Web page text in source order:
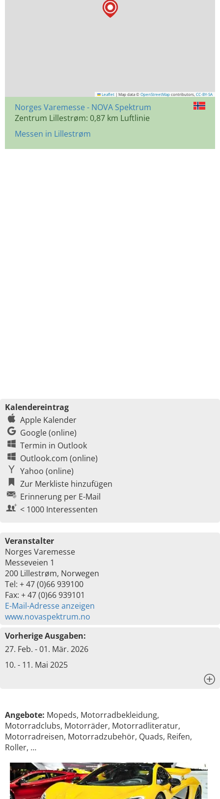
Leaflet | Map data © OpenStreetMap contributors, CC-BY-SA
Norges Varemesse - NOVA Spektrum
Zentrum Lillestrøm: 0,87 km Luftlinie
Messen in Lillestrøm
Kalendereintrag
Apple Kalender
Google (online)
Termin in Outlook
Outlook.com (online)
Yahoo (online)
Zur Merkliste hinzufügen
Erinnerung per E-Mail
< 1000 Interessenten
Veranstalter
Norges Varemesse
Messeveien 1
200 Lillestrøm, Norwegen
Tel: + 47 (0)66 939100
Fax: + 47 (0)66 939101
E-Mail-Adresse anzeigen
www.novaspektrum.no
Vorherige Ausgaben:
27. Feb. - 01. Mär. 2026
10. - 11. Mai 2025
Angebote: Mopeds, Motorradbekleidung,
Motorradclubs, Motorräder, Motorradliteratur,
Motorradreisen, Motorradzubehör, Quads, Reifen,
Roller, …